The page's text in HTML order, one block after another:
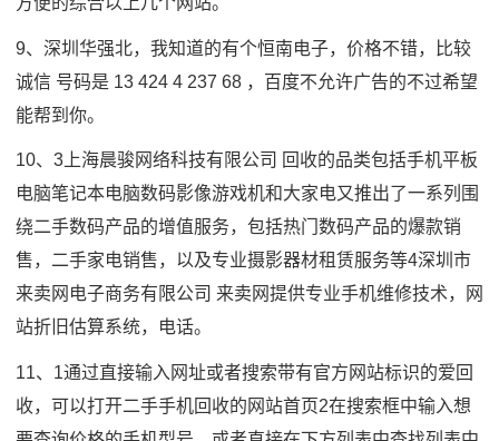
9、深圳华强北，我知道的有个恒南电子，价格不错，比较
诚信 号码是 13 424 4 237 68 ，百度不允许广告的不过希望
能帮到你。
10、3上海晨骏网络科技有限公司 回收的品类包括手机平板
电脑笔记本电脑数码影像游戏机和大家电又推出了一系列围
绕二手数码产品的增值服务，包括热门数码产品的爆款销
售，二手家电销售，以及专业摄影器材租赁服务等4深圳市
来卖网电子商务有限公司 来卖网提供专业手机维修技术，网
站折旧估算系统，电话。
11、1通过直接输入网址或者搜索带有官方网站标识的爱回
收，可以打开二手手机回收的网站首页2在搜索框中输入想